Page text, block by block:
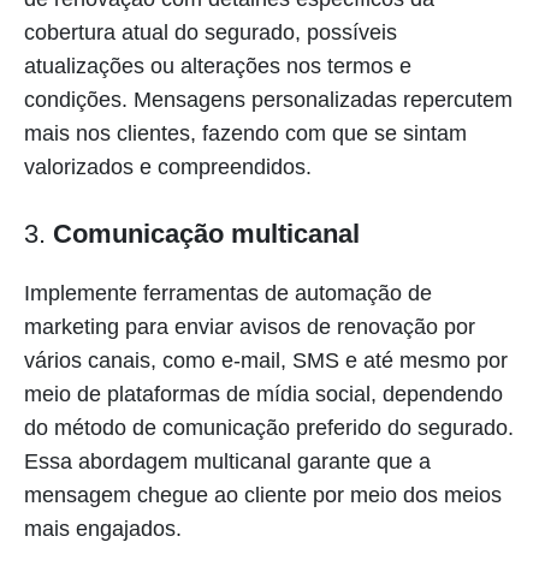
cobertura atual do segurado, possíveis
atualizações ou alterações nos termos e
condições. Mensagens personalizadas repercutem
mais nos clientes, fazendo com que se sintam
valorizados e compreendidos.
3. Comunicação multicanal
Implemente ferramentas de automação de
marketing para enviar avisos de renovação por
vários canais, como e-mail, SMS e até mesmo por
meio de plataformas de mídia social, dependendo
do método de comunicação preferido do segurado.
Essa abordagem multicanal garante que a
mensagem chegue ao cliente por meio dos meios
mais engajados.